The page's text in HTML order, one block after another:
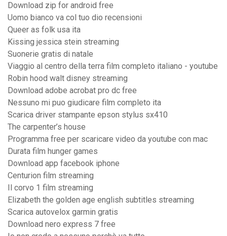
Download zip for android free
Uomo bianco va col tuo dio recensioni
Queer as folk usa ita
Kissing jessica stein streaming
Suonerie gratis di natale
Viaggio al centro della terra film completo italiano - youtube
Robin hood walt disney streaming
Download adobe acrobat pro dc free
Nessuno mi puo giudicare film completo ita
Scarica driver stampante epson stylus sx410
The carpenter’s house
Programma free per scaricare video da youtube con mac
Durata film hunger games
Download app facebook iphone
Centurion film streaming
Il corvo 1 film streaming
Elizabeth the golden age english subtitles streaming
Scarica autovelox garmin gratis
Download nero express 7 free